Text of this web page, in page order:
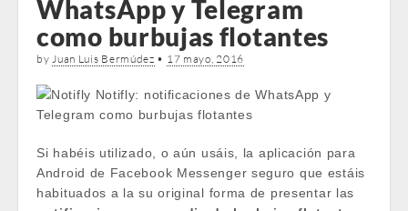
WhatsApp y Telegram
como burbujas flotantes
byJuan Luis Bermúdez • 17 mayo, 2016
Si habéis utilizado, o aún usáis, la aplicación para
Android de Facebook Messenger seguro que estáis
habituados a la su original forma de presentar las